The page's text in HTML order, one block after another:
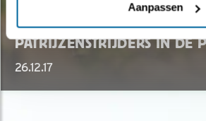
Aanpassen
PATRIJZENSTRIJDERS IN DE
26.12.17